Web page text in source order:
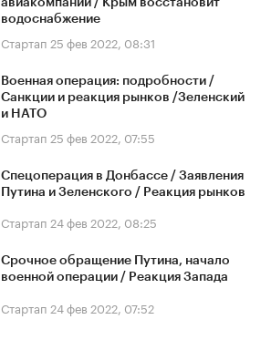
водоснабжение
Стартап 25 фев 2022, 08:31
Военная операция: подробности /
Санкции и реакция рынков /Зеленский
и НАТО
Стартап 25 фев 2022, 07:55
Спецоперация в Донбассе / Заявления
Путина и Зеленского / Реакция рынков
Стартап 24 фев 2022, 08:25
Срочное обращение Путина, начало
военной операции / Реакция Запада
Стартап 24 фев 2022, 07:52